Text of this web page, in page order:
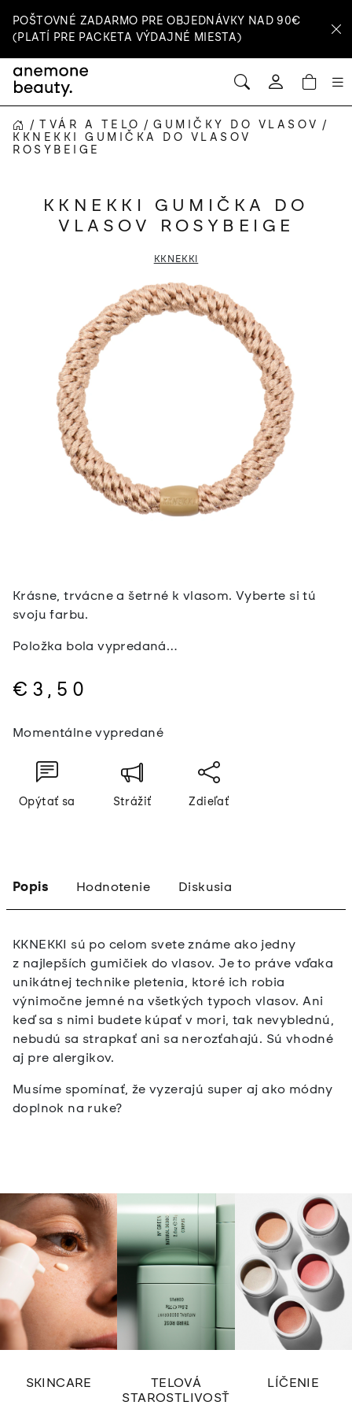
na
obsah
POŠTOVNÉ ZADARMO PRE OBJEDNÁVKY NAD 90€
(PLATÍ PRE PACKETA VÝDAJNÉ MIESTA)
HĽADAŤ
Prihlásenie
DOMOV
/ TVÁR A TELO / GUMIČKY DO VLASOV /
KKNEKKI GUMIČKA DO VLASOV
ROSYBEIGE
Krásne, trvácne a šetrné k vlasom. Vyberte si tú
svoju farbu.
Položka bola vypredaná…
€3,50
cena:
Momentálne vypredané
Opýtať sa Strážiť Zdieľať
KKNEKKI GUMIČKA DO
VLASOV ROSYBEIGE
KKNEKKI
Popis Hodnotenie Diskusia
KKNEKKI sú po celom svete známe ako jedny
z najlepších gumičiek do vlasov. Je to práve vďaka
unikátnej technike pletenia, ktoré ich robia
výnimočne jemné na všetkých typoch vlasov. Ani
keď sa s nimi budete kúpať v mori, tak nevyblednú,
nebudú sa strapkať ani sa nerozťahajú. Sú vhodné
aj pre alergikov.
Musíme spomínať, že vyzerajú super aj ako módny
doplnok na ruke?
SKINCARE
TELOVÁ
STAROSTLIVOSŤ
LÍČENIE